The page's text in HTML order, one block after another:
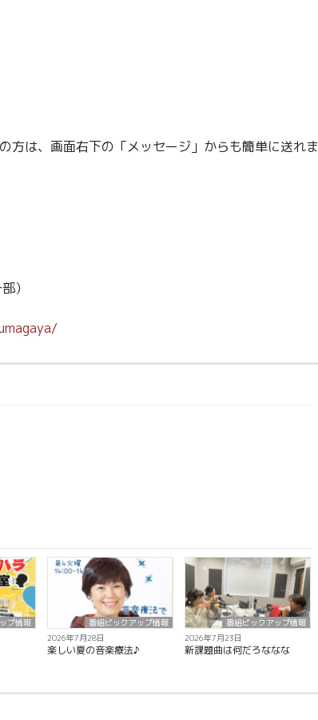
方は、画面右下の「メッセージ」からも簡単に送れま
）
プ情報
番組ピックアップ情報
2026年7月28日
楽しい夏の音楽療法♪
番組ピックアップ情報
2026年7月23日
新課題曲は何だろななな